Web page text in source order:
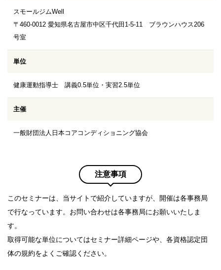
スモールジムWell
〒460-0012 愛知県名古屋市中区千代田1-5-11 ブラウンハウス206
号室
単位
健康運動指導士 講義0.5単位・実習2.5単位
主催
一般財団法人日本コアコンディショニング協会
注意事項
このセミナーは、当サイトで紹介していますが、開催は各事務局
で行なっています。お問い合わせは各事務局にお願いいたしま
す。
取得可能な単位についてはセミナー詳細ページや、各資格認定団
体の規約をよくご確認ください。